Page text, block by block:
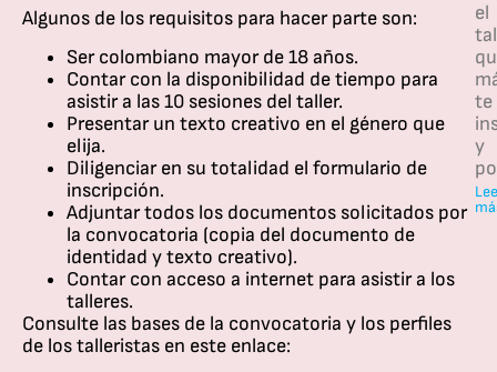
Algunos de los requisitos para hacer parte son:
Ser colombiano mayor de 18 años.
Contar con la disponibilidad de tiempo para
asistir a las 10 sesiones del taller.
Presentar un texto creativo en el género que
elija.
Diligenciar en su totalidad el formulario de
inscripción.
Adjuntar todos los documentos solicitados por
la convocatoria (copia del documento de
identidad y texto creativo).
Contar con acceso a internet para asistir a los
talleres.
Consulte las bases de la convocatoria y los perfiles
de los talleristas en este enlace:
el
te
y